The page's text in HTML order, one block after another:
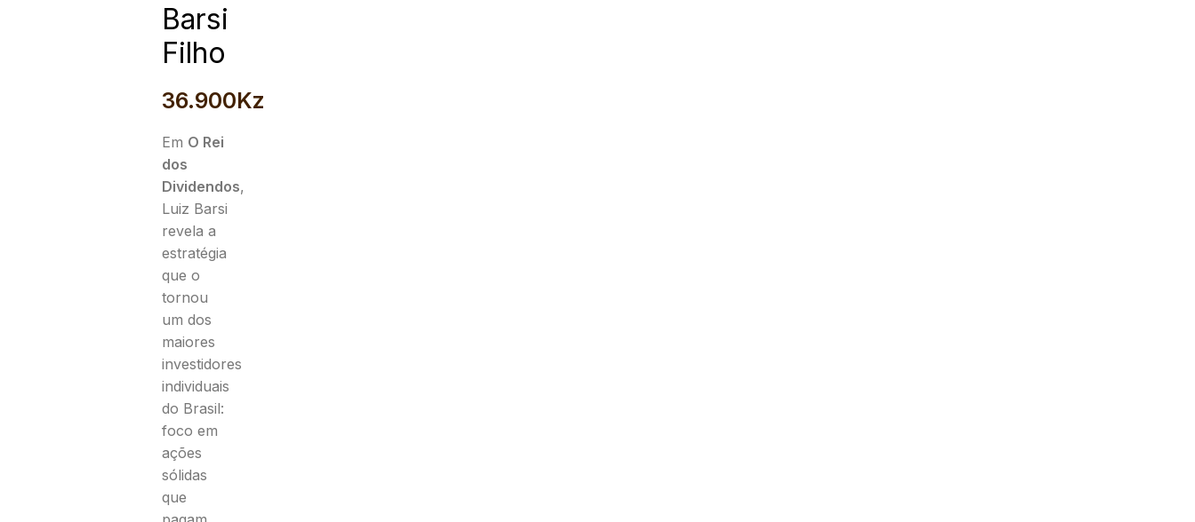
Barsi
Filho
36.900Kz
Em O Rei
dos
Dividendos,
Luiz Barsi
revela a
estratégia
que o
tornou
um dos
maiores
investidores
individuais
do Brasil:
foco em
ações
sólidas
que